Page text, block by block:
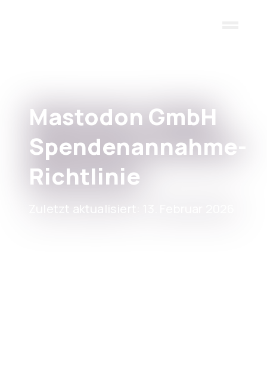
Mastodon GmbH
Spendenannahme-
Richtlinie
Zuletzt aktualisiert: 13. Februar 2026